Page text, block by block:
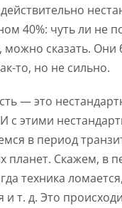
40%: чуть ли не
сказать. Они
то, но не сильно.
— это
с этими
в период
планет. Скажем, в
техника
и т. д. Это